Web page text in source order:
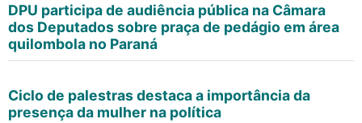
DPU participa de audiência pública na Câmara
dos Deputados sobre praça de pedágio em área
quilombola no Paraná
Ciclo de palestras destaca a importância da
presença da mulher na política